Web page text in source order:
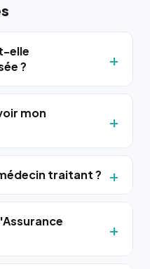
elle
?
mon
traitant ?